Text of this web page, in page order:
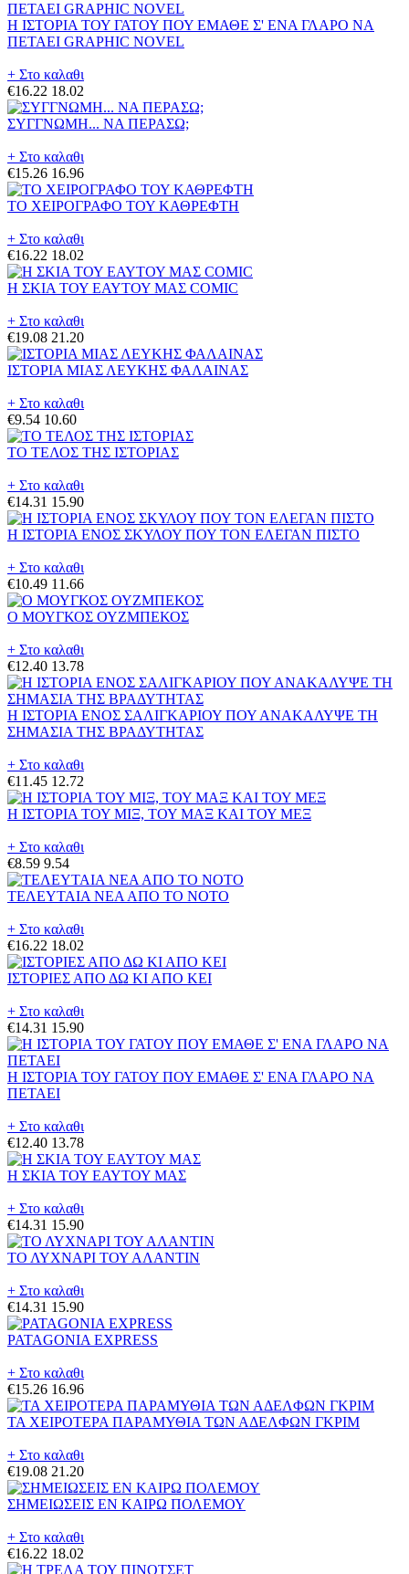
Η ΙΣΤΟΡΙΑ ΤΟΥ ΓΑΤΟΥ ΠΟΥ ΕΜΑΘΕ Σ' ΕΝΑ ΓΛΑΡΟ ΝΑ
ΠΕΤΑΕΙ GRAPHIC NOVEL
+ Στο καλαθι
€16.22 18.02
ΣΥΓΓΝΩΜΗ... ΝΑ ΠΕΡΑΣΩ;
+ Στο καλαθι
€15.26 16.96
ΤΟ ΧΕΙΡΟΓΡΑΦΟ ΤΟΥ ΚΑΘΡΕΦΤΗ
+ Στο καλαθι
€16.22 18.02
Η ΣΚΙΑ ΤΟΥ ΕΑΥΤΟΥ ΜΑΣ COMIC
+ Στο καλαθι
€19.08 21.20
ΙΣΤΟΡΙΑ ΜΙΑΣ ΛΕΥΚΗΣ ΦΑΛΑΙΝΑΣ
+ Στο καλαθι
€9.54 10.60
ΤΟ ΤΕΛΟΣ ΤΗΣ ΙΣΤΟΡΙΑΣ
+ Στο καλαθι
€14.31 15.90
Η ΙΣΤΟΡΙΑ ΕΝΟΣ ΣΚΥΛΟΥ ΠΟΥ ΤΟΝ ΕΛΕΓΑΝ ΠΙΣΤΟ
+ Στο καλαθι
€10.49 11.66
Ο ΜΟΥΓΚΟΣ ΟΥΖΜΠΕΚΟΣ
+ Στο καλαθι
€12.40 13.78
Η ΙΣΤΟΡΙΑ ΕΝΟΣ ΣΑΛΙΓΚΑΡΙΟΥ ΠΟΥ ΑΝΑΚΑΛΥΨΕ ΤΗ
ΣΗΜΑΣΙΑ ΤΗΣ ΒΡΑΔΥΤΗΤΑΣ
+ Στο καλαθι
€11.45 12.72
Η ΙΣΤΟΡΙΑ ΤΟΥ ΜΙΞ, ΤΟΥ ΜΑΞ ΚΑΙ ΤΟΥ ΜΕΞ
+ Στο καλαθι
€8.59 9.54
ΤΕΛΕΥΤΑΙΑ ΝΕΑ ΑΠΟ ΤΟ ΝΟΤΟ
+ Στο καλαθι
€16.22 18.02
ΙΣΤΟΡΙΕΣ ΑΠΟ ΔΩ ΚΙ ΑΠΟ ΚΕΙ
+ Στο καλαθι
€14.31 15.90
Η ΙΣΤΟΡΙΑ ΤΟΥ ΓΑΤΟΥ ΠΟΥ ΕΜΑΘΕ Σ' ΕΝΑ ΓΛΑΡΟ ΝΑ
ΠΕΤΑΕΙ
+ Στο καλαθι
€12.40 13.78
Η ΣΚΙΑ ΤΟΥ ΕΑΥΤΟΥ ΜΑΣ
+ Στο καλαθι
€14.31 15.90
ΤΟ ΛΥΧΝΑΡΙ ΤΟΥ ΑΛΑΝΤΙΝ
+ Στο καλαθι
€14.31 15.90
PATAGONIA EXPRESS
+ Στο καλαθι
€15.26 16.96
ΤΑ ΧΕΙΡΟΤΕΡΑ ΠΑΡΑΜΥΘΙΑ ΤΩΝ ΑΔΕΛΦΩΝ ΓΚΡΙΜ
+ Στο καλαθι
€19.08 21.20
ΣΗΜΕΙΩΣΕΙΣ ΕΝ ΚΑΙΡΩ ΠΟΛΕΜΟΥ
+ Στο καλαθι
€16.22 18.02